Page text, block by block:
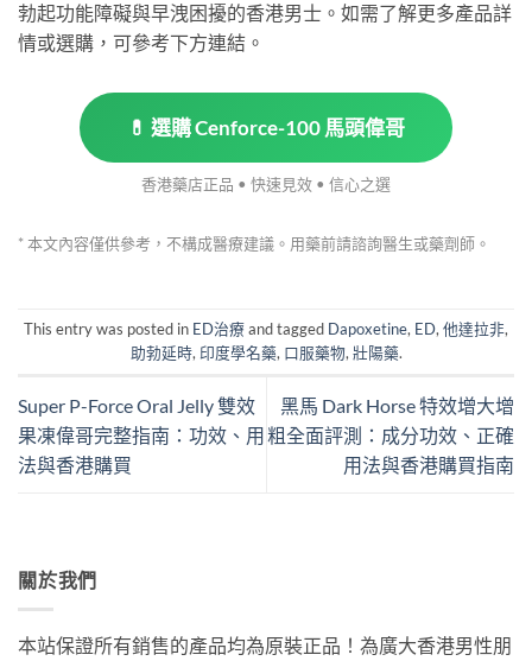
勃起功能障礙與早洩困擾的香港男士。如需了解更多產品詳
情或選購，可參考下方連結。
💊 選購 Cenforce-100 馬頭偉哥
香港藥店正品 • 快速見效 • 信心之選
* 本文內容僅供參考，不構成醫療建議。用藥前請諮詢醫生或藥劑師。
This entry was posted in ED治療and tagged Dapoxetine, ED,他達拉非,
助勃延時,印度學名藥, 口服藥物,壯陽藥.
Super P-Force Oral Jelly 雙效
果凍偉哥完整指南：功效、用
法與香港購買
黑馬 Dark Horse 特效增大增
粗全面評測：成分功效、正確
用法與香港購買指南
關於我們
本站保證所有銷售的產品均為原裝正品！為廣大香港男性朋